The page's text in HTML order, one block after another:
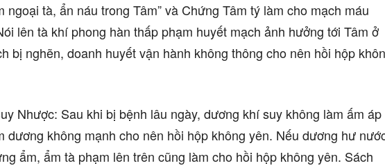
ngoại tà, ẩn náu trong Tâm” và Chứng Tâm tý làm cho mạch máu
lên tà khí phong hàn thấp phạm huyết mạch ảnh hưởng tới Tâm ở
bị nghẽn, doanh huyết vận hành không thông cho nên hồi hộp
Nhược: Sau khi bị bệnh lâu ngày, dương khí suy không làm ấm áp
dương không mạnh cho nên hồi hộp không yên. Nếu dương hư
ẩm, ẩm tà phạm lên trên cũng làm cho hồi hộp không yên. Sách